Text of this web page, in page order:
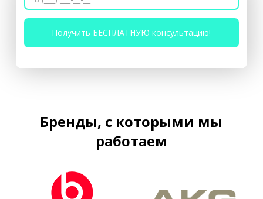
Бренды, с которыми мы
работаем